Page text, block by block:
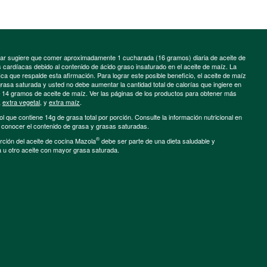
sugiere que comer aproximadamente 1 cucharada (16 gramos) diaria de aceite de
debido al contenido de ácido graso insaturado en el aceite de maíz. La
que respalde esta afirmación. Para lograr este posible beneficio, el aceite de maíz
saturada y usted no debe aumentar la cantidad total de calorías que ingiere en
gramos de aceite de maíz. Ver las páginas de los productos para obtener más
extra vegetal, y extra maíz.
que contiene 14g de grasa total por porción. Consulte la información nutricional en
el contenido de grasa y grasas saturadas.
del aceite de cocina Mazola® debe ser parte de una dieta saludable y
otro aceite con mayor grasa saturada.